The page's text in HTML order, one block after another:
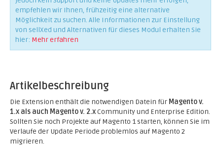
empfehlen wir Ihnen, frühzeitig eine alternative
Möglichkeit zu suchen. Alle Informationen zur Einstellung
von sellXed und Alternativen für dieses Modul erhalten Sie
hier: Mehr erfahren
Artikelbeschreibung
Die Extension enthält die notwendigen Datein für Magento v.
1.x als auch Magento v. 2.xCommunity und Enterprise Edition.
Sollten Sie noch Projekte auf Magento 1 starten, können Sie im
Verlaufe der Update Periode problemlos auf Magento 2
migrieren.